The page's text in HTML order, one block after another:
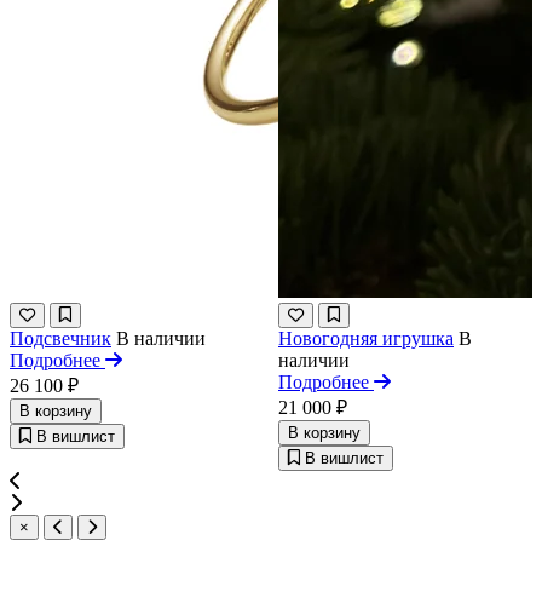
Подсвечник В наличии
Подробнее
26 100 ₽
В корзину
В вишлист
Новогодняя игрушка В
наличии
Подробнее
21 000 ₽
В корзину
В вишлист
×